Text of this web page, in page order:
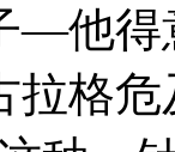
—他
拉格